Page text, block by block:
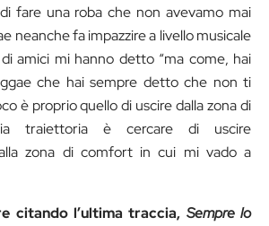
fare una roba che non avevamo mai
neanche fa impazzire a livello musicale
amici mi hanno detto “ma come, hai
che hai sempre detto che non ti
è proprio quello di uscire dalla zona di
traiettoria è cercare di uscire
zona di comfort in cui mi vado a
citando l’ultima traccia, Sempre lo